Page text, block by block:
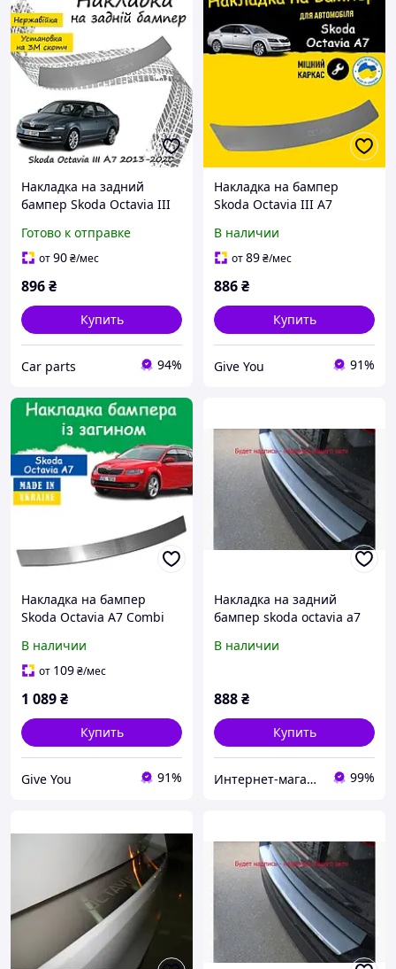
Накладка на задний
бампер Skoda Octavia III
2020 Накладка защитная
заднего бампера
Готово к отправке
от90₴/мес
896₴
Купить
Сar parts 94%
Накладка на бампер
Skoda Octavia III А7
2020 Хромированная
накладка заднего
В наличии
от89₴/мес
886₴
Купить
Give You 91%
Накладка на бампер
Skoda Octavia А7 Combi
универсал с загибом
защитная накладка
В наличии
от 109₴/мес
1 089₴
Купить
Give You 91%
Накладка на задний
бампер skoda octavia a7
логотипом, с загибом.
В наличии
888₴
Купить
Интернет-магазин "Carmos" 99%